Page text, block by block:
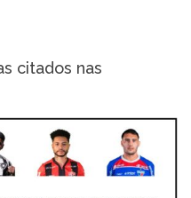
citados nas